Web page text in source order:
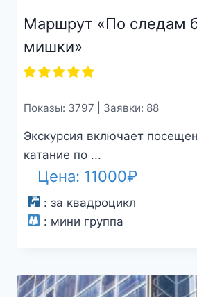
Маршрут «По следам
мишки»
Показы: 3797 | Заявки: 88
Экскурсия включает
катание по ...
Цена: 11000₽
: за квадроцикл
: мини группа